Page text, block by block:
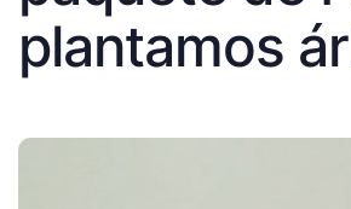
plantamos